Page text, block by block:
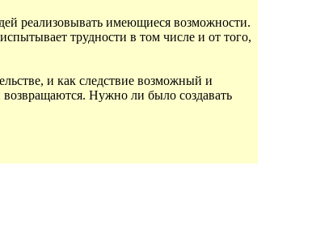
реализовывать имеющиеся возможности.
трудности в том числе и от того,
и как следствие возможный и
Нужно ли было создавать